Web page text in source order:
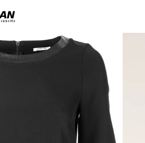
Masculino